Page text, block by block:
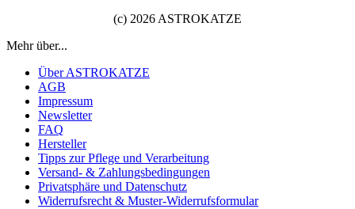
(c) 2026 ASTROKATZE
Mehr über...
Über ASTROKATZE
AGB
Impressum
Newsletter
FAQ
Hersteller
Tipps zur Pflege und Verarbeitung
Versand- & Zahlungsbedingungen
Privatsphäre und Datenschutz
Widerrufsrecht & Muster-Widerrufsformular